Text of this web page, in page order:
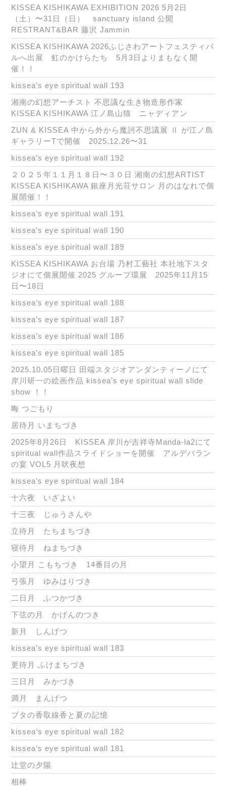
KISSEA KISHIKAWA EXHIBITION 2026 5月2日
（土）〜31日（日） sanctuary island 公開
RESTRANT&BAR 藤沢 Jammin
KISSEA KISHIKAWA 2026ふじさわアートフェスティバ
ルへ出展 虹のかけらたち 5月3日よりまもなく開
催！！
kissea’s eye spiritual wall 193
湘南の幻想アーチスト 不思議な生き物造形作家
KISSEA KISHIKAWA 江ノ島山猫 ニャディアン
ZUN & KISSEA 中から外から魔訶不思議展 Ⅱ が江ノ島
ギャラリーTで開催 2025.12.26〜31
kissea’s eye spiritual wall 192
２０２５年１１月１８日〜３０日 湘南の幻想ARTIST
KISSEA KISHIKAWA 銀座月光荘サロン 月のはなれで個
展開催！！
kissea’s eye spiritual wall 191
kissea’s eye spiritual wall 190
kissea’s eye spiritual wall 189
KISSEA KISHIKAWA お台場 乃村工藝社 本社地下スタ
ジオにて個展開催 2025 グループ環展 2025年11月15
日〜18日
kissea’s eye spiritual wall 188
kissea’s eye spiritual wall 187
kissea’s eye spiritual wall 186
kissea’s eye spiritual wall 185
2025.10.05日曜日 田端スタジオアンダンティーノにて
岸川研一の絵画作品 kissea’s eye spiritual wall slide
show ！！
晦 つごもり
居待月 いまちづき
2025年8月26日 KISSEA 岸川が吉祥寺Manda-la2にて
spiritual wall作品スライドショーを開催 アルデバラン
の宴 VOL5 月吠夜想
kissea’s eye spiritual wall 184
十六夜 いざよい
十三夜 じゅうさんや
立待月 たちまちづき
寝待月 ねまちづき
小望月 こもちづき 14番目の月
弓張月 ゆみはりづき
二日月 ふつかづき
下弦の月 かげんのつき
新月 しんげつ
kissea’s eye spiritual wall 183
更待月 ふけまちづき
三日月 みかづき
満月 まんげつ
ブタの香取線香と夏の記憶
kissea’s eye spiritual wall 182
kissea’s eye spiritual wall 181
辻堂の夕陽
相棒